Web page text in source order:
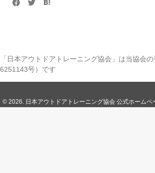
「日本アウトドアトレーニング協会」は当協会
6251143号）です
© 2026. 日本アウトドアトレーニング協会 公式ホーム